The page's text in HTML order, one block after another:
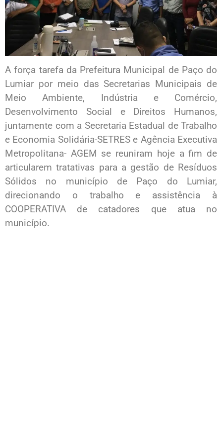
A força tarefa da Prefeitura Municipal de Paço do
Lumiar por meio das Secretarias Municipais de
Meio Ambiente, Indústria e Comércio,
Desenvolvimento Social e Direitos Humanos,
juntamente com a Secretaria Estadual de Trabalho
e Economia Solidária-SETRES e Agência Executiva
Metropolitana- AGEM se reuniram hoje a fim de
articularem tratativas para a gestão de Resíduos
Sólidos no município de Paço do Lumiar,
direcionando o trabalho e assistência à
COOPERATIVA de catadores que atua no
município.